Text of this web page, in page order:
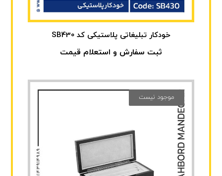
خودکار تبلیغاتی پلاستیکی کد SB430
ثبت سفارش و استعلام قیمت
موجود نیست